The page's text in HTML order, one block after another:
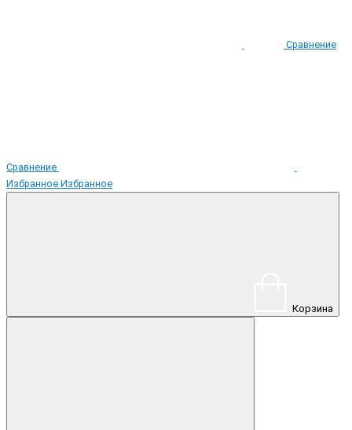
Сравнение
Сравнение
Избранное Избранное
Корзина